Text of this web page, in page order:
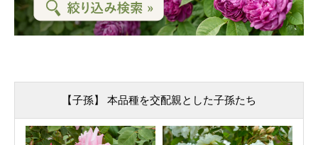
【子孫】 本品種を交配親とした子孫たち